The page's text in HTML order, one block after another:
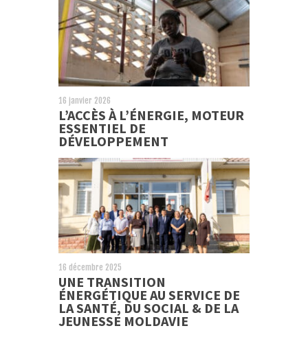
16 janvier 2026
L’ACCÈS À L’ÉNERGIE, MOTEUR
ESSENTIEL DE
DÉVELOPPEMENT
16 décembre 2025
UNE TRANSITION
ÉNERGÉTIQUE AU SERVICE DE
LA SANTÉ, DU SOCIAL & DE LA
JEUNESSE MOLDAVIE